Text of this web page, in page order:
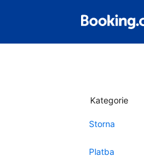
Kategorie
Storna
Platba